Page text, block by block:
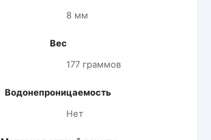
8 мм
Вес
177 граммов
Водонепроницаемость
Нет